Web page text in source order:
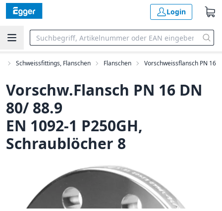
Login
Schweissfittings, Flanschen Flanschen Vorschweissflansch PN 16
Vorschw.Flansch PN 16 DN
80/ 88.9
EN 1092-1 P250GH,
Schraublöcher 8